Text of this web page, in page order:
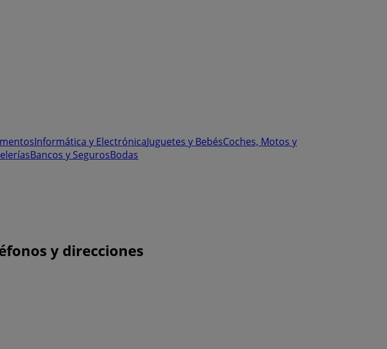
Informática y ElectrónicaJuguetes y BebésCoches, Motos y
Bancos y SegurosBodas
y direcciones